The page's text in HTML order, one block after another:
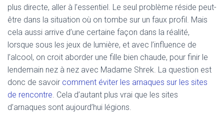
plus directe, aller à l’essentiel. Le seul problème réside peut-
être dans la situation où on tombe sur un faux profil. Mais
cela aussi arrive d’une certaine façon dans la réalité,
lorsque sous les jeux de lumière, et avec l’influence de
l’alcool, on croit aborder une fille bien chaude, pour finir le
lendemain nez à nez avec Madame Shrek. La question est
donc de savoir comment éviter les arnaques sur les sites
de rencontre. Cela d’autant plus vrai que les sites
d’arnaques sont aujourd’hui légions.